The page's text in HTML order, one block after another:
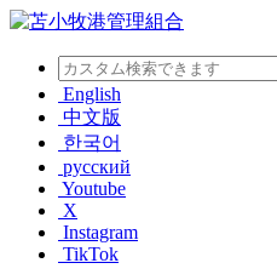
English
中文版
한국어
русский
Youtube
X
Instagram
TikTok